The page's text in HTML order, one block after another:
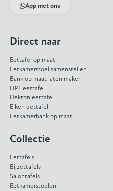
App met ons
Direct naar
Eettafel op maat
Eetkamerstoel samenstellen
Bank op maat laten maken
HPL eettafel
Dekton eettafel
Eiken eettafel
Eetkamerbank op maat
Collectie
Eettafels
Bijzettafels
Salontafels
Eetkamerstoelen